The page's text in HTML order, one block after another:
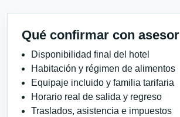
Qué confirmar con asesor
Disponibilidad final del hotel
Habitación y régimen de alimentos
Equipaje incluido y familia tarifaria
Horario real de salida y regreso
Traslados, asistencia e impuestos